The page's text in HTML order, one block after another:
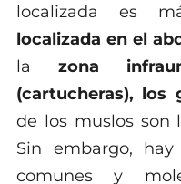
localizada es
localizada en el
la zona
(cartucheras), los
de los muslos son
Sin embargo,
comunes y